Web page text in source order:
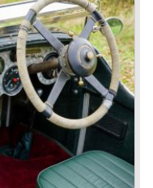
model ever saw the
be regarded as a real
have been built.
introduced, the 4-
cars to improve
Bentley’s. The 1929
The 4-Litre
brakes of the 8-